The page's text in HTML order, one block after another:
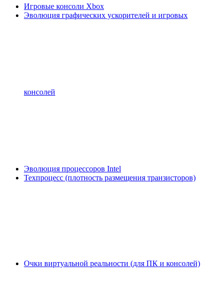
Игровые консоли Xbox
Эволюция графических ускорителей и игровых
консолей
Эволюция процессоров Intel
Техпроцесс (плотность размещения транзисторов)
Очки виртуальной реальности (для ПК и консолей)